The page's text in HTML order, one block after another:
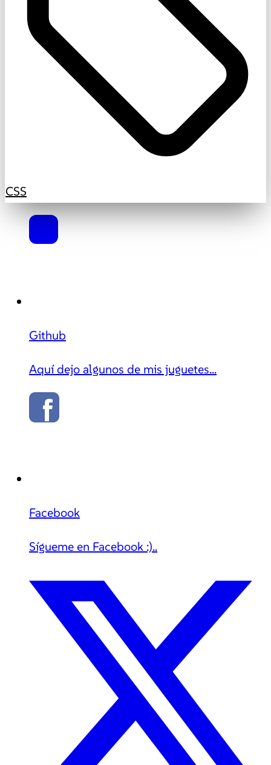
CSS
Github
Aquí dejo algunos de mis juguetes...
Facebook
Sígueme en Facebook :)..